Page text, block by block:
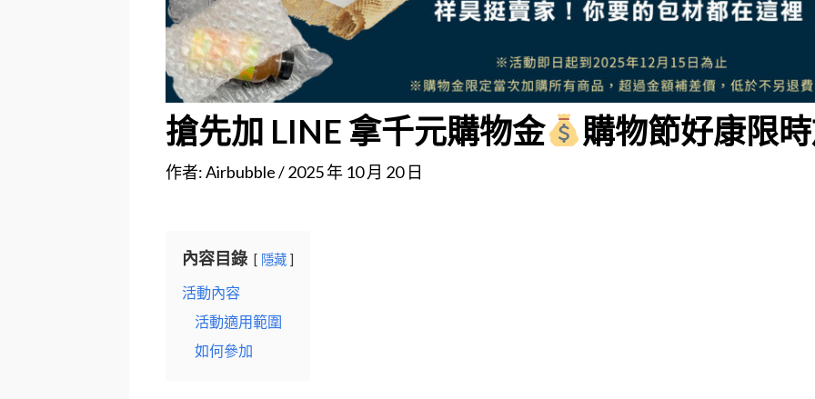
搶先加 LINE 拿千元購物金 購物節好康限
作者:Airbubble/2025 年 10 月 20 日
內容目錄 隱藏
活動內容
活動適用範圍
如何參加